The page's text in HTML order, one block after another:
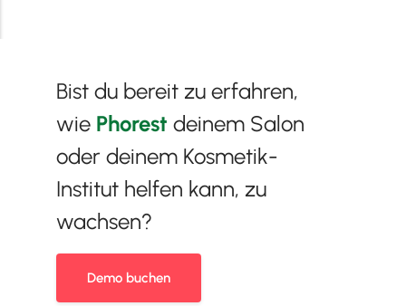
Bist du bereit zu erfahren,
wie Phorest deinem Salon
oder deinem Kosmetik-
Institut helfen kann, zu
wachsen?
Demo buchen